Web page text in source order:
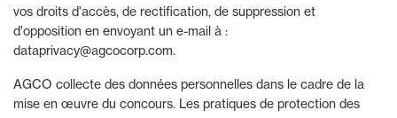
vos droits d'accès, de rectification, de suppression et
d'opposition en envoyant un e-mail à :
dataprivacy@agcocorp.com.
AGCO collecte des données personnelles dans le cadre de la
mise en œuvre du concours. Les pratiques de protection des